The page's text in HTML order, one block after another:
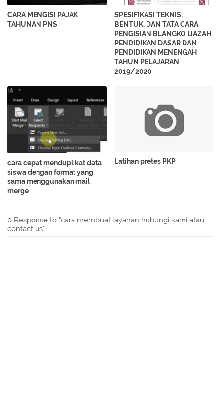
CARA MENGISI PAJAK
TAHUNAN PNS
SPESIFIKASI TEKNIS,
BENTUK, DAN TATA CARA
PENGISIAN BLANGKO IJAZAH
PENDIDIKAN DASAR DAN
PENDIDIKAN MENENGAH
TAHUN PELAJARAN
2019/2020
cara cepat menduplikat data
siswa dengan format yang
sama menggunakan mail
merge
Latihan pretes PKP
0 Response to "cara membuat layanan hubungi kami atau
contact us"